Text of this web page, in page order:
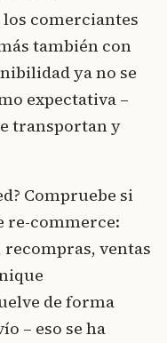
comerciantes
también con
ya no se
expectativa –
transportan y
Compruebe si
re-commerce:
ventas
de forma
– eso se ha